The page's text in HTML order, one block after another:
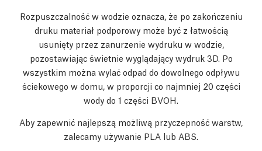
Rozpuszczalność w wodzie oznacza, że po zakończeniu
druku materiał podporowy może być z łatwością
usunięty przez zanurzenie wydruku w wodzie,
pozostawiając świetnie wyglądający wydruk 3D. Po
wszystkim można wylać odpad do dowolnego odpływu
ściekowego w domu, w proporcji co najmniej 20 części
wody do 1 części BVOH.
Aby zapewnić najlepszą możliwą przyczepność warstw,
zalecamy używanie PLA lub ABS.